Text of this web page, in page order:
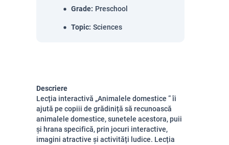
Grade: Preschool
Topic: Sciences
Descriere
Lecția interactivă „Animalele domestice ” îi
ajută pe copiii de grădiniță să recunoască
animalele domestice, sunetele acestora, puii
și hrana specifică, prin jocuri interactive,
imagini atractive și activități ludice. Lecția